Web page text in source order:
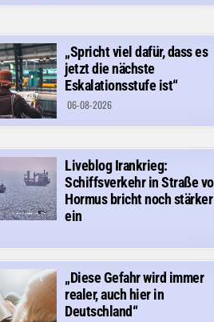
„Spricht viel dafür, dass es
jetzt die nächste
Eskalationsstufe ist“
06-08-2026
Liveblog Irankrieg:
Schiffsverkehr in Straße
Hormus bricht noch stärker
ein
„Diese Gefahr wird immer
realer, auch hier in
Deutschland“